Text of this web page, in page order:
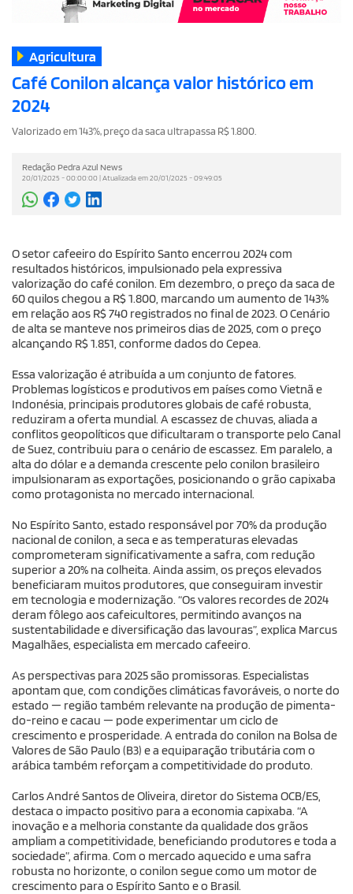
Agricultura
Café Conilon alcança valor histórico em
2024
Valorizado em 143%, preço da saca ultrapassa R$ 1.800.
Redação Pedra Azul News
20/01/2025 - 00:00:00 | Atualizada em 20/01/2025 - 09:49:05
O setor cafeeiro do Espírito Santo encerrou 2024 com
resultados históricos, impulsionado pela expressiva
valorização do café conilon. Em dezembro, o preço da saca de
60 quilos chegou a R$ 1.800, marcando um aumento de 143%
em relação aos R$ 740 registrados no final de 2023. O Cenário
de alta se manteve nos primeiros dias de 2025, com o preço
alcançando R$ 1.851, conforme dados do Cepea.
Essa valorização é atribuída a um conjunto de fatores.
Problemas logísticos e produtivos em países como Vietnã e
Indonésia, principais produtores globais de café robusta,
reduziram a oferta mundial. A escassez de chuvas, aliada a
conflitos geopolíticos que dificultaram o transporte pelo Canal
de Suez, contribuiu para o cenário de escassez. Em paralelo, a
alta do dólar e a demanda crescente pelo conilon brasileiro
impulsionaram as exportações, posicionando o grão capixaba
como protagonista no mercado internacional.
No Espírito Santo, estado responsável por 70% da produção
nacional de conilon, a seca e as temperaturas elevadas
comprometeram significativamente a safra, com redução
superior a 20% na colheita. Ainda assim, os preços elevados
beneficiaram muitos produtores, que conseguiram investir
em tecnologia e modernização. “Os valores recordes de 2024
deram fôlego aos cafeicultores, permitindo avanços na
sustentabilidade e diversificação das lavouras”, explica Marcus
Magalhães, especialista em mercado cafeeiro.
As perspectivas para 2025 são promissoras. Especialistas
apontam que, com condições climáticas favoráveis, o norte do
estado — região também relevante na produção de pimenta-
do-reino e cacau — pode experimentar um ciclo de
crescimento e prosperidade. A entrada do conilon na Bolsa de
Valores de São Paulo (B3) e a equiparação tributária com o
arábica também reforçam a competitividade do produto.
Carlos André Santos de Oliveira, diretor do Sistema OCB/ES,
destaca o impacto positivo para a economia capixaba. “A
inovação e a melhoria constante da qualidade dos grãos
ampliam a competitividade, beneficiando produtores e toda a
sociedade”, afirma. Com o mercado aquecido e uma safra
robusta no horizonte, o conilon segue como um motor de
crescimento para o Espírito Santo e o Brasil.